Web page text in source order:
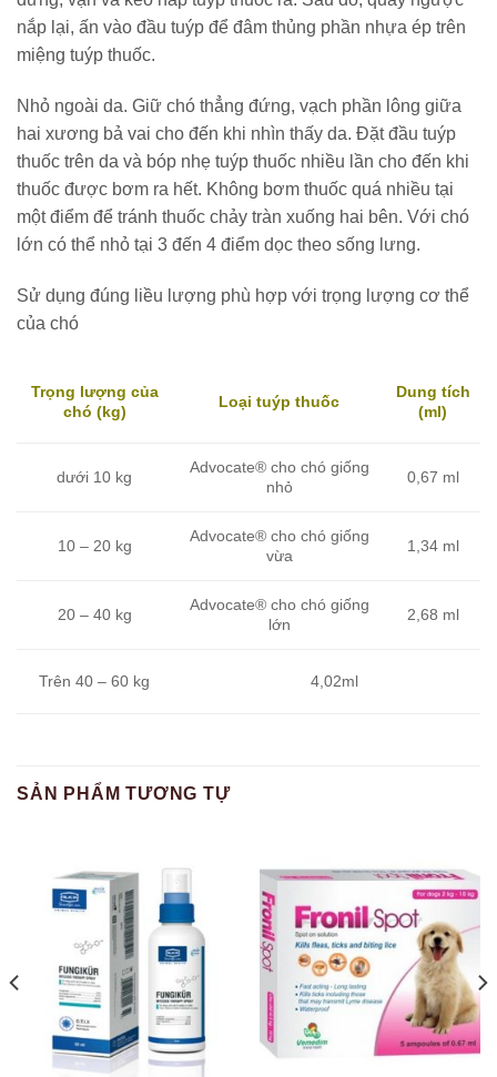
nắp lại, ấn vào đầu tuýp để đâm thủng phần nhựa ép trên
miệng tuýp thuốc.
Nhỏ ngoài da. Giữ chó thẳng đứng, vạch phần lông giữa
hai xương bả vai cho đến khi nhìn thấy da. Đặt đầu tuýp
thuốc trên da và bóp nhẹ tuýp thuốc nhiều lần cho đến khi
thuốc được bơm ra hết. Không bơm thuốc quá nhiều tại
một điểm để tránh thuốc chảy tràn xuống hai bên. Với chó
lớn có thể nhỏ tại 3 đến 4 điểm dọc theo sống lưng.
Sử dụng đúng liều lượng phù hợp với trọng lượng cơ thể
của chó
Trọng lượng của
chó (kg)
Loại tuýp thuốc
Dung tích
(ml)
dưới 10 kg
Advocate® cho chó giống
nhỏ
0,67 ml
10 – 20 kg
Advocate® cho chó giống
vừa
1,34 ml
20 – 40 kg
Advocate® cho chó giống
lớn
2,68 ml
Trên 40 – 60 kg 4,02ml
SẢN PHẨM TƯƠNG TỰ